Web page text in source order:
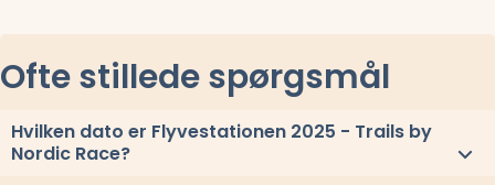
Ofte stillede spørgsmål
Hvilken dato er Flyvestationen 2025 - Trails by
Nordic Race?